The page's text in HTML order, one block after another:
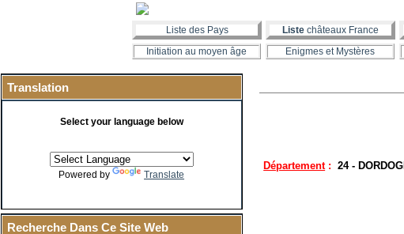
Liste des Pays Liste châteaux France
Initiation au moyen âge
Enigmes et Mystères
Translation
Select your language below
Powered by Translate
Recherche Dans Ce Site Web
Département: 24 -